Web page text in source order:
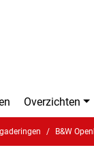
Overzichten
B&W